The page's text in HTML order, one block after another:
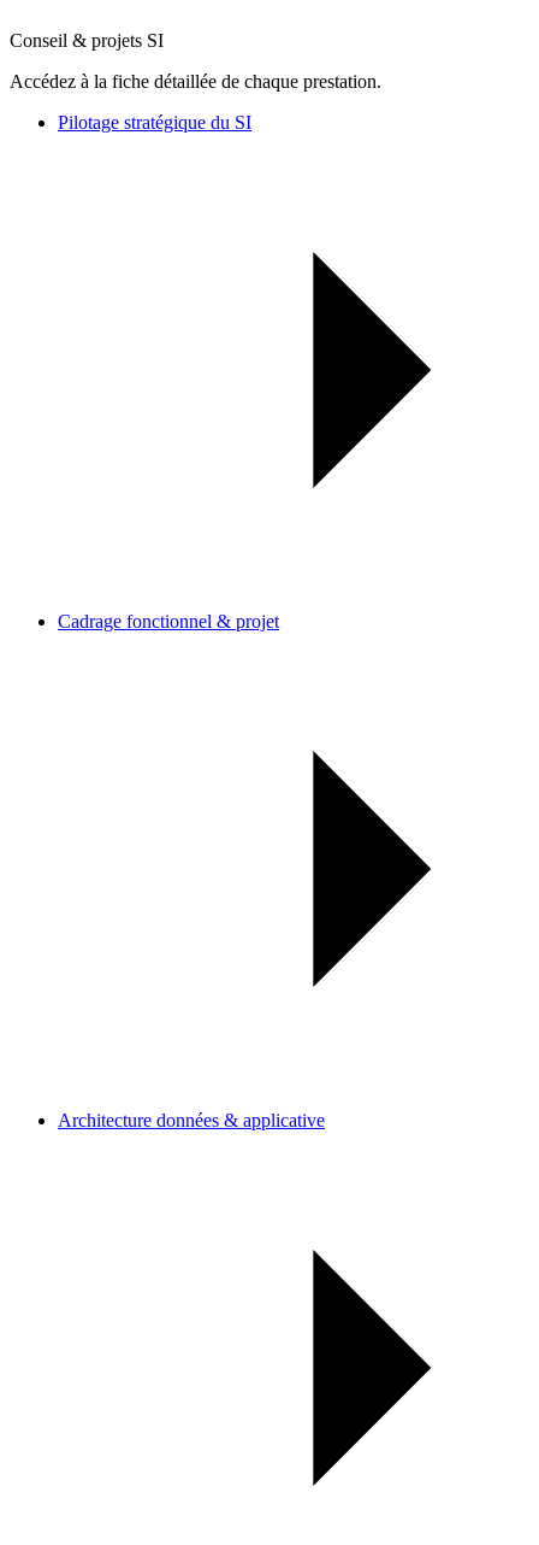
Conseil & projets SI
Accédez à la fiche détaillée de chaque prestation.
Pilotage stratégique du SI
Cadrage fonctionnel & projet
Architecture données & applicative